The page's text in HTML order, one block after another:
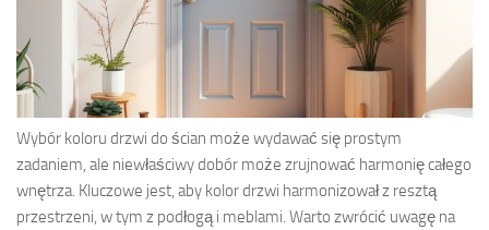
Wybór koloru drzwi do ścian może wydawać się prostym
zadaniem, ale niewłaściwy dobór może zrujnować harmonię całego
wnętrza. Kluczowe jest, aby kolor drzwi harmonizował z resztą
przestrzeni, w tym z podłogą i meblami. Warto zwrócić uwagę na